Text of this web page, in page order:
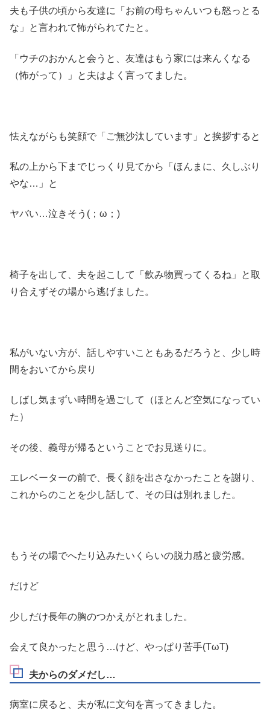
夫も子供の頃から友達に「お前の母ちゃんいつも怒っとる
な」と言われて怖がられてたと。
「ウチのおかんと会うと、友達はもう家には来んくなる
（怖がって）」と夫はよく言ってました。
怯えながらも笑顔で「ご無沙汰しています」と挨拶すると
私の上から下までじっくり見てから「ほんまに、久しぶり
やな…」と
ヤバい…泣きそう(；ω；)
椅子を出して、夫を起こして「飲み物買ってくるね」と取
り合えずその場から逃げました。
私がいない方が、話しやすいこともあるだろうと、少し時
間をおいてから戻り
しばし気まずい時間を過ごして（ほとんど空気になってい
た）
その後、義母が帰るということでお見送りに。
エレベーターの前で、長く顔を出さなかったことを謝り、
これからのことを少し話して、その日は別れました。
もうその場でへたり込みたいくらいの脱力感と疲労感。
だけど
少しだけ長年の胸のつかえがとれました。
会えて良かったと思う…けど、やっぱり苦手(TωT)
夫からのダメだし…
病室に戻ると、夫が私に文句を言ってきました。